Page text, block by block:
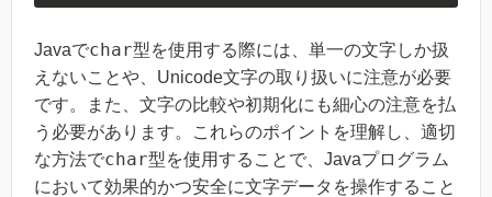
Javaでchar型を使用する際には、単一の文字しか扱
えないことや、Unicode文字の取り扱いに注意が必要
です。また、文字の比較や初期化にも細心の注意を払
う必要があります。これらのポイントを理解し、適切
な方法でchar型を使用することで、Javaプログラム
において効果的かつ安全に文字データを操作すること